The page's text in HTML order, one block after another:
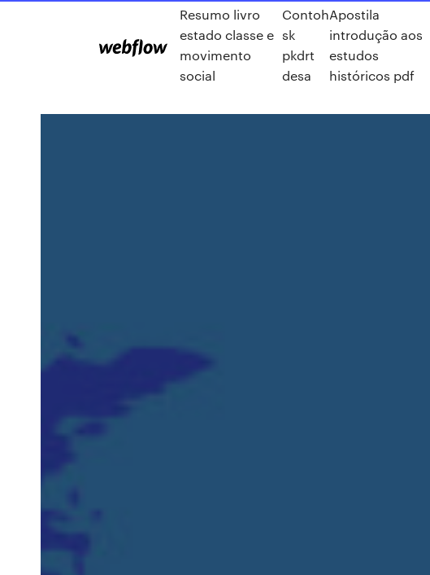
Resumo livro
estado classe e
movimento
social
Contoh
sk
pkdrt
desa
Apostila
introdução aos
estudos
históricos pdf